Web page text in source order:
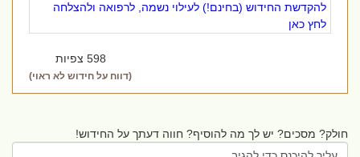
להקדשת החידוש (בחינם!) לעילוי נשמה, לרפואה ולהצלחה
לחץ כאן
598 צפיות
(דווח על חידוש לא ראוי)
חולק? מסכים? יש לך מה להוסיף? חווה דעתך על החידוש!